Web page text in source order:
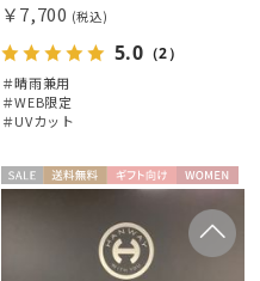
￥7,700 (税込)
5.0 （2）
＃晴雨兼用
＃WEB限定
＃UVカット
セー 送料無 ギフト
向け
WOME